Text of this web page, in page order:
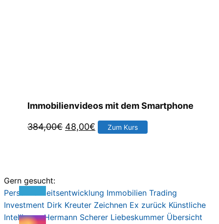
Immobilienvideos mit dem Smartphone
384,00€ Ursprünglicher
48,00€ Aktueller
Zum Kurs
Gern gesucht:
Persönlichkeitsentwicklung Immobilien Trading
Investment Dirk Kreuter Zeichnen Ex zurück Künstliche
Intelligenz Hermann Scherer Liebeskummer Übersicht